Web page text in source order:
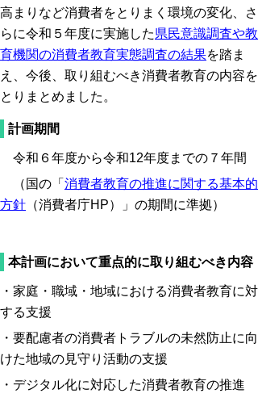
高まりなど消費者をとりまく環境の変化、さ
らに令和５年度に実施した県民意識調査や教
育機関の消費者教育実態調査の結果を踏ま
え、今後、取り組むべき消費者教育の内容を
とりまとめました。
計画期間
令和６年度から令和12年度までの７年間
（国の「 消費者教育の推進に関する基本的
方針 （消費者庁HP）」の期間に準拠）
本計画において重点的に取り組むべき内容
・家庭・職域・地域における消費者教育に対
する支援
・要配慮者の消費者トラブルの未然防止に向
けた地域の見守り活動の支援
・デジタル化に対応した消費者教育の推進